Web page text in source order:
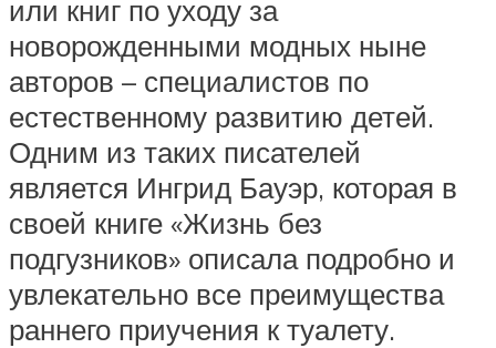
или книг по уходу за
новорожденными модных ныне
авторов – специалистов по
естественному развитию детей.
Одним из таких писателей
является Ингрид Бауэр, которая в
своей книге «Жизнь без
подгузников» описала подробно и
увлекательно все преимущества
раннего приучения к туалету.